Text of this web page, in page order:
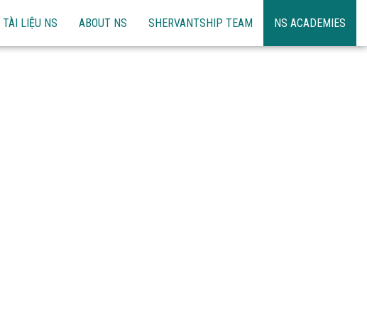
TÀI LIỆU NS ABOUT NS SHERVANTSHIP TEAM NS ACADEMIES